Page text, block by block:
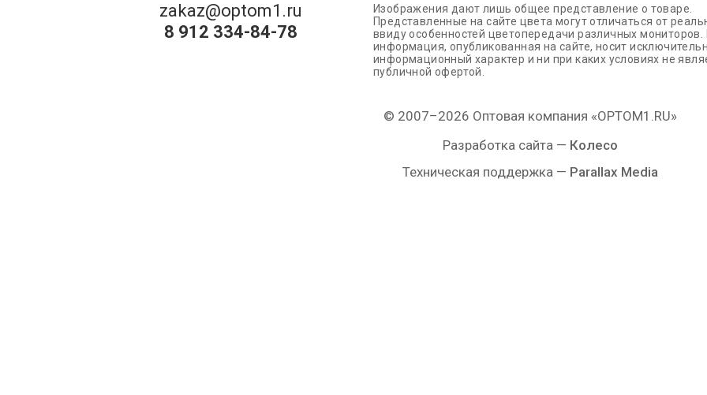
zakaz@optom1.ru
8 912 334-84-78
Изображения дают лишь общее представление о товаре.
Представленные на сайте цвета могут отличаться от
ввиду особенностей цветопередачи различных мониторов.
информация, опубликованная на сайте, носит
информационный характер и ни при каких условиях не
публичной офертой.
© 2007–2026 Оптовая компания «OPTOM1.RU»
Разработка сайта — Колесо
Техническая поддержка — Parallax Media